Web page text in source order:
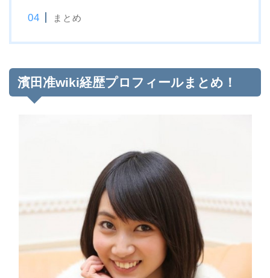
まとめ
濱田准wiki経歴プロフィールまとめ！